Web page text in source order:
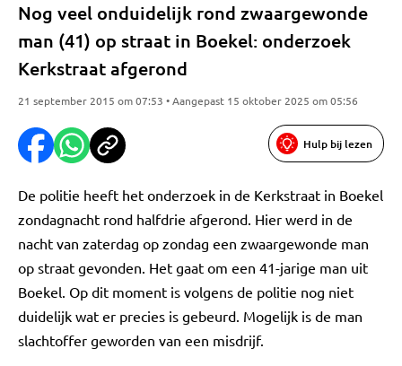
Nog veel onduidelijk rond zwaargewonde
man (41) op straat in Boekel: onderzoek
Kerkstraat afgerond
21 september 2015 om 07:53 • Aangepast 15 oktober 2025 om 05:56
Hulp bij lezen
De politie heeft het onderzoek in de Kerkstraat in Boekel
zondagnacht rond halfdrie afgerond. Hier werd in de
nacht van zaterdag op zondag een zwaargewonde man
op straat gevonden. Het gaat om een 41-jarige man uit
Boekel. Op dit moment is volgens de politie nog niet
duidelijk wat er precies is gebeurd. Mogelijk is de man
slachtoffer geworden van een misdrijf.